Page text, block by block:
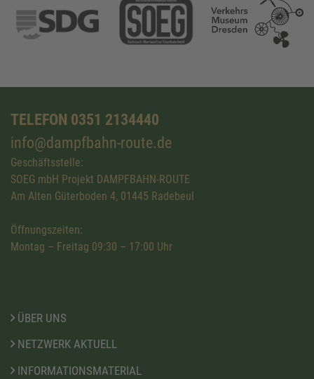
TELEFON 0351 2134440
info@dampfbahn-route.de
Geschäftsstelle:
SOEG mbH Projekt DAMPFBAHN-ROUTE
Am Alten Güterboden 4, 01445 Radebeul
Öffnungszeiten:
Montag – Freitag 09:30 – 17:00 Uhr
ÜBER UNS
NETZWERK AKTUELL
INFORMATIONSMATERIAL